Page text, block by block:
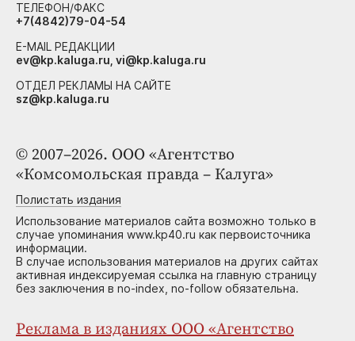
© 2007–2026. ООО «Агентство
«Комсомольская правда – Калуга»
Полистать издания
Использование материалов сайта возможно только в
случае упоминания www.kp40.ru как первоисточника
информации.
В случае использования материалов на других сайтах
активная индексируемая ссылка на главную страницу
без заключения в no-index, no-follow обязательна.
Реклама в изданиях ООО «Агентство
ТЕЛЕФОН/ФАКС
+7(4842)79-04-54
E-MAIL РЕДАКЦИИ
ev@kp.kaluga.ru, vi@kp.kaluga.ru
ОТДЕЛ РЕКЛАМЫ НА САЙТЕ
sz@kp.kaluga.ru